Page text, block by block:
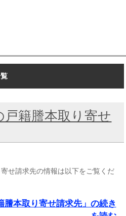
戸籍謄本取り寄せ
せ請求先の情報は以下をご覧くだ
謄本取り寄せ請求先」の続き